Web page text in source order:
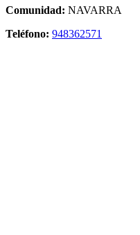
Comunidad: NAVARRA
Teléfono: 948362571